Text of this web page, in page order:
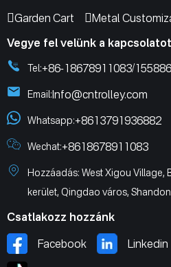
Garden Cart
Metal
Vegye fel velünk a kapcsolatot
Tel:+86-18678911083/
Email:Info@cntrolley.com
Whatsapp:+8613791936882
Wechat:+8618678911083
Hozzáadás: West Xigou Village,
kerület, Qingdao város,
Csatlakozz hozzánk
Facebook
Linkedin